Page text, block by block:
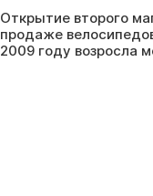
Открытие второго
продаже
2009 году возросла